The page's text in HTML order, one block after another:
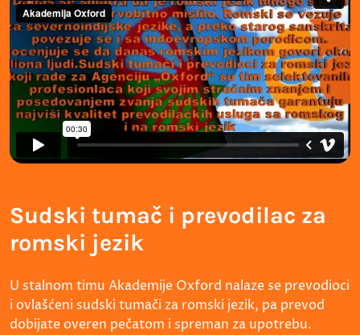
Sudski tumač i prevodilac za
romski jezik
U stalnom timu Akademije Oxford nalaze se prevodioci
i ovlašćeni sudski tumači za romski jezik, pa prevod
dobijate overen pečatom i spreman za upotrebu.